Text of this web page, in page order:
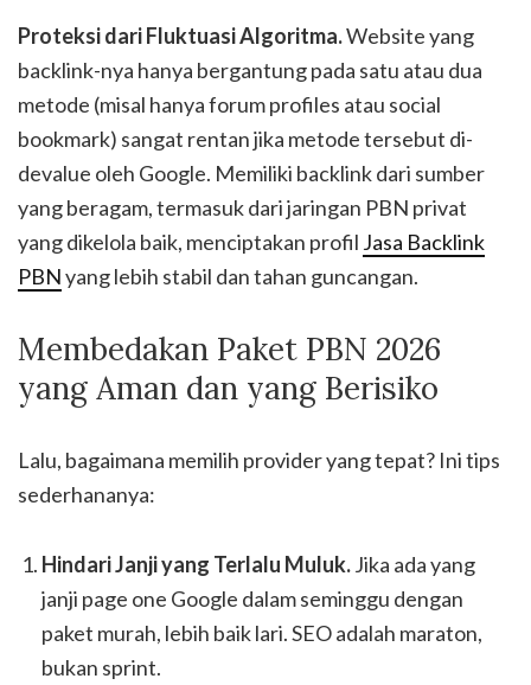
Proteksi dari Fluktuasi Algoritma.Website yang
backlink-nya hanya bergantung pada satu atau dua
metode (misal hanya forum profiles atau social
bookmark) sangat rentan jika metode tersebut di-
devalue oleh Google. Memiliki backlink dari sumber
yang beragam, termasuk dari jaringan PBN privat
yang dikelola baik, menciptakan profil Jasa Backlink
PBNyang lebih stabil dan tahan guncangan.
Membedakan Paket PBN 2026
yang Aman dan yang Berisiko
Lalu, bagaimana memilih provider yang tepat? Ini tips
sederhananya:
Hindari Janji yang Terlalu Muluk.Jika ada yang
janji page one Google dalam seminggu dengan
paket murah, lebih baik lari. SEO adalah maraton,
bukan sprint.